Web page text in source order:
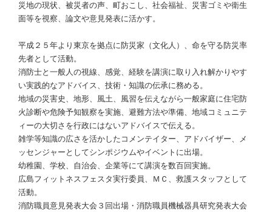
災地の現状、被災者の声、町おこし、社会福祉、災害ゴミや衛生
面等を視察、論文や意見発表に活かす。
平成２５年より東京を拠点に防災家（文化人）、命を守る防災率
先者として活動。
消防士と一般人の視線、感覚、経験を講演に取り入れ解かりやす
い実践的なアドバイス、技術・知識の伝承に務める。
地域の災害史、地形、風土、風習を伝えながら一般家庭に住宅防
火診断や危険予知観察を実施、避難方法や準備、地域コミュニテ
ィーの大切さを行政にはないアドバイスで伝える。
雑学等知識の広さを活かしたコメンテイター、アドバイザー、メ
ッセンジャーとしてシンポジウムやイベントに出場。
幼稚園、学校、自治会、企業等にて講演を数百回実施。
広島フィットネスフェスタ実行委員、ＭＣ、救護スタッフとして
活動。
消防職員意見発表大会３回出場・消防職員機械器具研究発表大会